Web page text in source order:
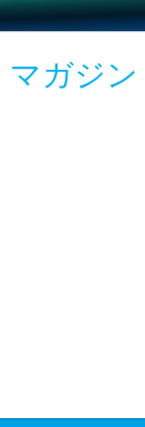
マガジン